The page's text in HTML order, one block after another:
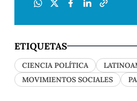
ETIQUETAS
CIENCIA POLÍTICA
MOVIMIENTOS SOCIALES